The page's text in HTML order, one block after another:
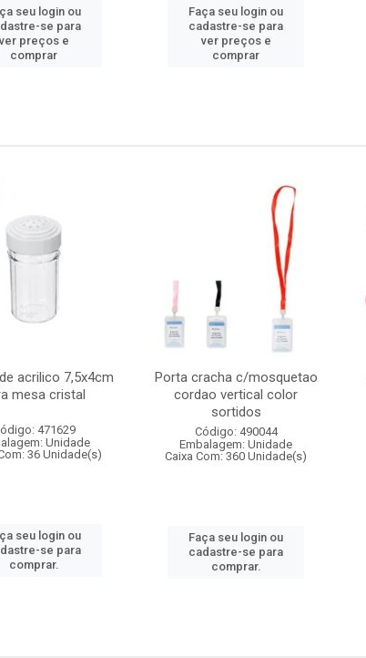
seu login ou
se para
preços e
comprar
Faça seu login ou
cadastre-se para
ver preços e
comprar
acrilico 7,5x4cm
mesa cristal
471629
Unidade
36 Unidade(s)
seu login ou
se para
comprar.
Porta cracha c/mosquetao
cordao vertical color
sortidos
Código: 490044
Embalagem: Unidade
Caixa Com: 360 Unidade(s)
Faça seu login ou
cadastre-se para
comprar.